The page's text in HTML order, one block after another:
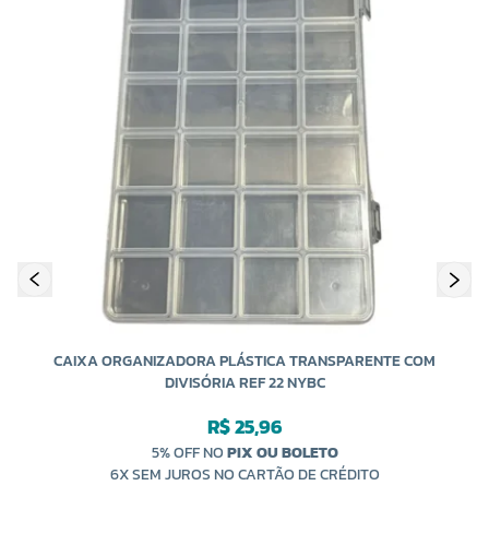
CAIXA ORGANIZADORA PLÁSTICA TRANSPARENTE COM
DIVISÓRIA REF 22 NYBC
R$ 25,96
5% OFF NOPIX OU BOLETO
6X SEM JUROS NO CARTÃO DE CRÉDITO